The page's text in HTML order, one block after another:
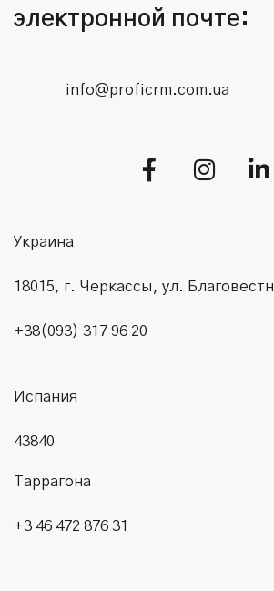
электронной почте:
info@proficrm.com.ua
Украина
18015, г. Черкассы, ул.
+38(093) 317 96 20
Испания
43840
Таррагона
+3 46 472 876 31